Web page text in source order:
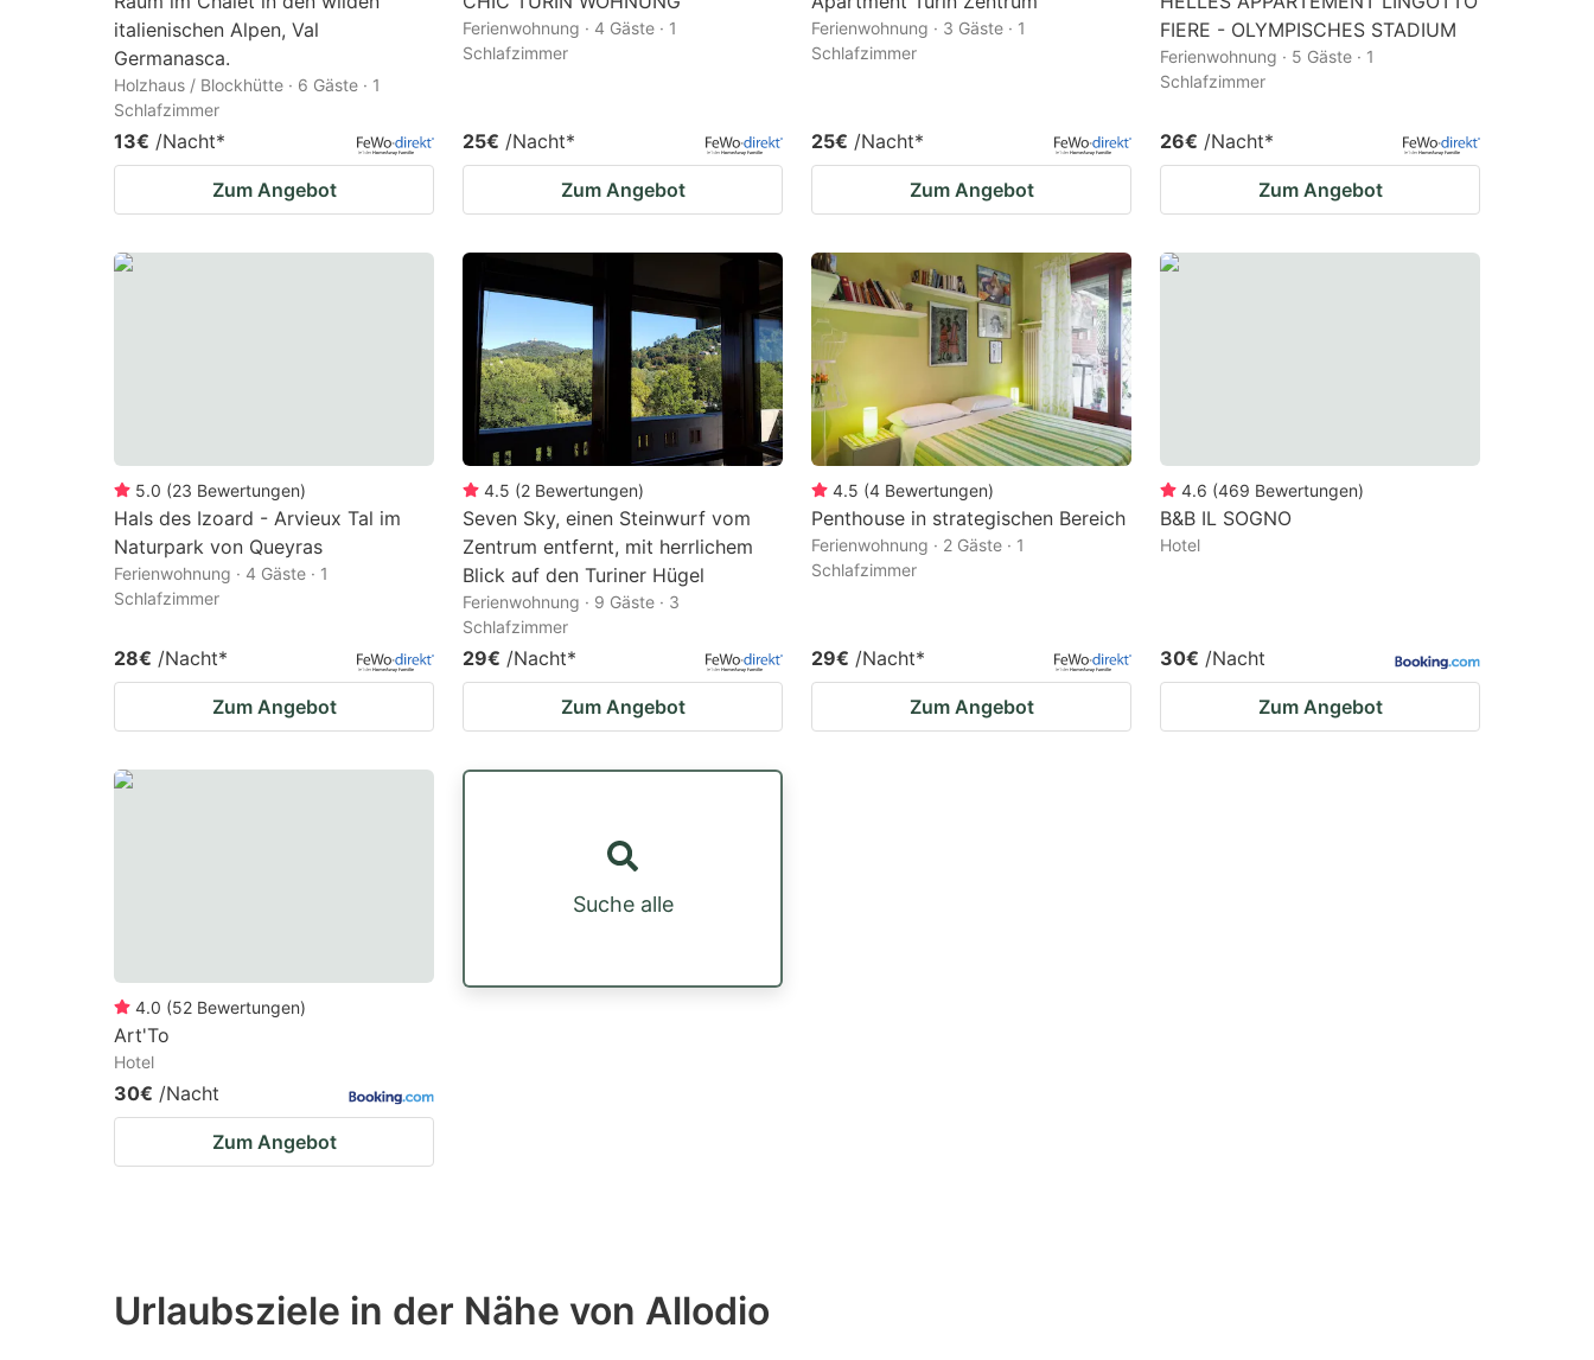
italienischen Alpen, Val
Germanasca.
Holzhaus / Blockhütte · 6 Gäste · 1
Schlafzimmer
13€ /Nacht*
Zum Angebot
Ferienwohnung · 4 Gäste · 1
Schlafzimmer
25€ /Nacht*
Zum Angebot
Ferienwohnung · 3 Gäste · 1
Schlafzimmer
25€ /Nacht*
Zum Angebot
FIERE - OLYMPISCHES STADIUM
Ferienwohnung · 5 Gäste · 1
Schlafzimmer
26€ /Nacht*
Zum Angebot
5.0 (23 Bewertungen)
Hals des Izoard - Arvieux Tal im
Naturpark von Queyras
Ferienwohnung · 4 Gäste · 1
Schlafzimmer
28€ /Nacht*
Zum Angebot
4.5 (2 Bewertungen)
Seven Sky, einen Steinwurf vom
Zentrum entfernt, mit herrlichem
Blick auf den Turiner Hügel
Ferienwohnung · 9 Gäste · 3
Schlafzimmer
29€ /Nacht*
Zum Angebot
4.5 (4 Bewertungen)
Penthouse in strategischen Bereich
Ferienwohnung · 2 Gäste · 1
Schlafzimmer
29€ /Nacht*
Zum Angebot
4.6 (469 Bewertungen)
B&B IL SOGNO
Hotel
30€ /Nacht
Zum Angebot
4.0 (52 Bewertungen)
Art'To
Hotel
30€ /Nacht
Zum Angebot
Suche alle
Urlaubsziele in der Nähe von Allodio